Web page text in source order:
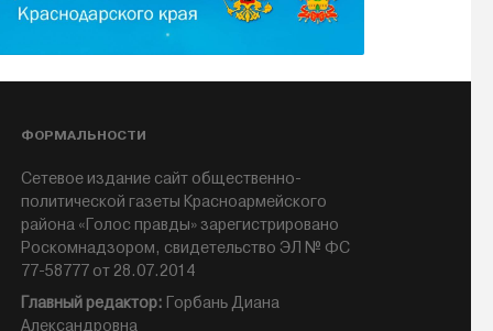
ФОРМАЛЬНОСТИ
Сетевое издание сайт общественно-
политической газеты Красноармейского
района «Голос правды» зарегистрировано
Роскомнадзором, свидетельство ЭЛ № ФС
77-58777 от 28.07.2014
Главный редактор: Горбань Диана
Александровна